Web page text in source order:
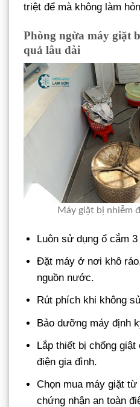
triệt để mà không làm
Phòng ngừa máy giặt
quả lâu dài
Máy giặt bị nhiễm
Luôn sử dụng ổ cắm
Đặt máy ở nơi khô
nguồn nước.
Rút phích khi không
Bảo dưỡng máy định
Lắp thiết bị chống giật
điện gia đình.
Chọn mua máy giặt
chứng nhận an toàn